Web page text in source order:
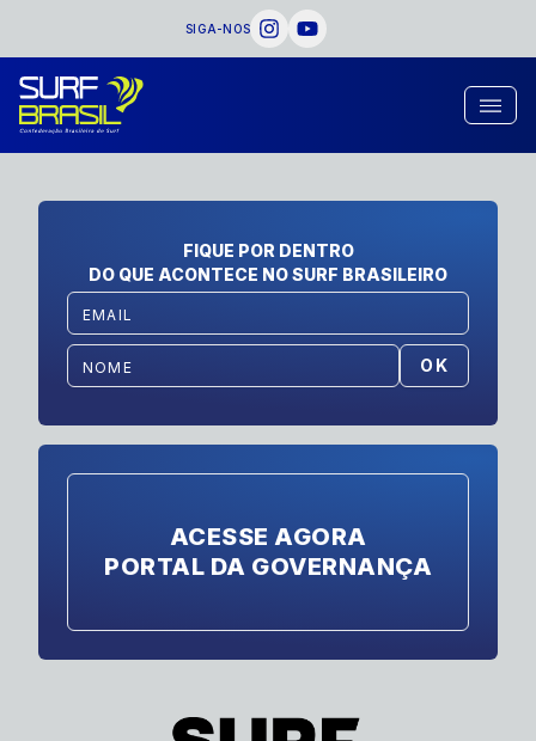
SIGA-NOS
FIQUE POR DENTRO
DO QUE ACONTECE NO SURF BRASILEIRO
OK
ACESSE AGORA
PORTAL DA GOVERNANÇA